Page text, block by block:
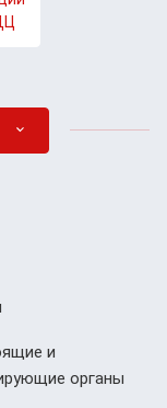
и
органы